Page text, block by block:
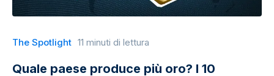
The Spotlight 11 minuti di lettura
Quale paese produce più oro? I 10